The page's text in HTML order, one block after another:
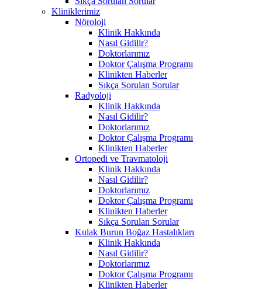
Kliniklerimiz
Nöroloji
Klinik Hakkında
Nasıl Gidilir?
Doktorlarımız
Doktor Çalışma Programı
Klinikten Haberler
Sıkça Sorulan Sorular
Radyoloji
Klinik Hakkında
Nasıl Gidilir?
Doktorlarımız
Doktor Çalışma Programı
Klinikten Haberler
Ortopedi ve Travmatoloji
Klinik Hakkında
Nasıl Gidilir?
Doktorlarımız
Doktor Çalışma Programı
Klinikten Haberler
Sıkça Sorulan Sorular
Kulak Burun Boğaz Hastalıkları
Klinik Hakkında
Nasıl Gidilir?
Doktorlarımız
Doktor Çalışma Programı
Klinikten Haberler